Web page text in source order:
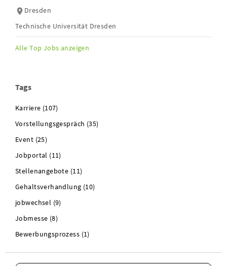
Dresden
Technische Universität Dresden
Alle Top Jobs anzeigen
Tags
Karriere (107)
Vorstellungsgespräch (35)
Event (25)
Jobportal (11)
Stellenangebote (11)
Gehaltsverhandlung (10)
jobwechsel (9)
Jobmesse (8)
Bewerbungsprozess (1)